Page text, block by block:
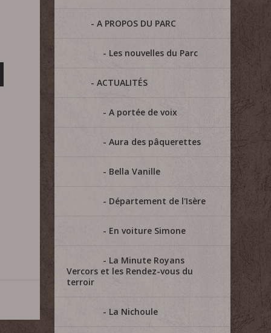
A PROPOS DU PARC
Les nouvelles du Parc
ACTUALITÉS
A portée de voix
Aura des pâquerettes
Bella Vanille
Département de l'Isère
En voiture Simone
La Minute Royans
Vercors et les Rendez-vous du
terroir
La Nichoule